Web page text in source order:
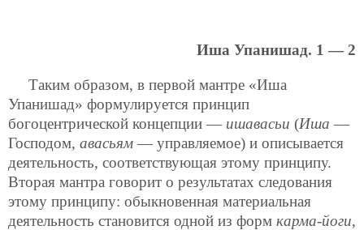
Иша Упанишад. 1 — 2
Таким образом, в первой мантре «Иша
Упанишад» формулируется принцип
богоцентрической концепции — ишавасьи (Иша —
Господом, авасьям — управляемое) и описывается
деятельность, соответствующая этому принципу.
Вторая мантра говорит о результатах следования
этому принципу: обыкновенная материальная
деятельность становится одной из форм карма-йоги,